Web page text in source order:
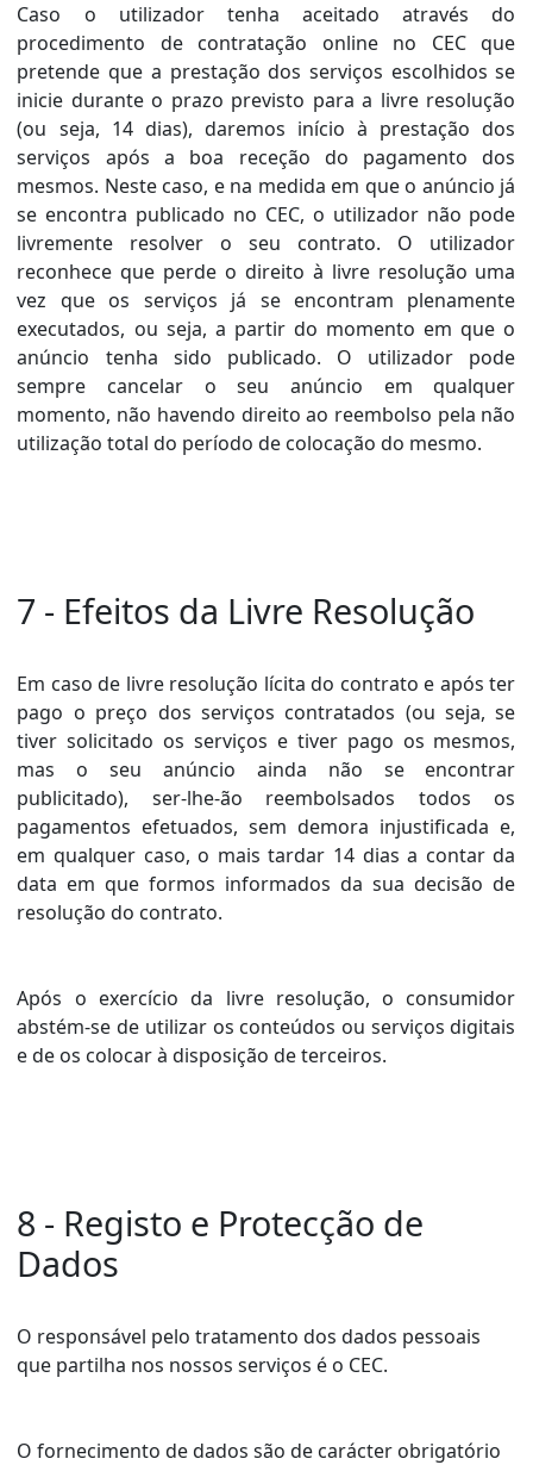
Caso o utilizador tenha aceitado através do
procedimento de contratação online no CEC que
pretende que a prestação dos serviços escolhidos se
inicie durante o prazo previsto para a livre resolução
(ou seja, 14 dias), daremos início à prestação dos
serviços após a boa receção do pagamento dos
mesmos. Neste caso, e na medida em que o anúncio já
se encontra publicado no CEC, o utilizador não pode
livremente resolver o seu contrato. O utilizador
reconhece que perde o direito à livre resolução uma
vez que os serviços já se encontram plenamente
executados, ou seja, a partir do momento em que o
anúncio tenha sido publicado. O utilizador pode
sempre cancelar o seu anúncio em qualquer
momento, não havendo direito ao reembolso pela não
utilização total do período de colocação do mesmo.
7 - Efeitos da Livre Resolução
Em caso de livre resolução lícita do contrato e após ter
pago o preço dos serviços contratados (ou seja, se
tiver solicitado os serviços e tiver pago os mesmos,
mas o seu anúncio ainda não se encontrar
publicitado), ser-lhe-ão reembolsados todos os
pagamentos efetuados, sem demora injustificada e,
em qualquer caso, o mais tardar 14 dias a contar da
data em que formos informados da sua decisão de
resolução do contrato.
Após o exercício da livre resolução, o consumidor
abstém-se de utilizar os conteúdos ou serviços digitais
e de os colocar à disposição de terceiros.
8 - Registo e Protecção de
Dados
O responsável pelo tratamento dos dados pessoais
que partilha nos nossos serviços é o CEC.
O fornecimento de dados são de carácter obrigatório